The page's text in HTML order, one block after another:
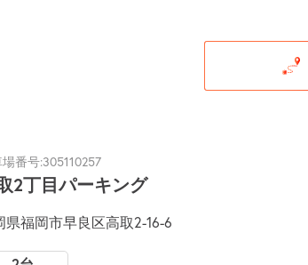
番号:305110257
2丁目パーキング
県福岡市早良区高取2-16-6